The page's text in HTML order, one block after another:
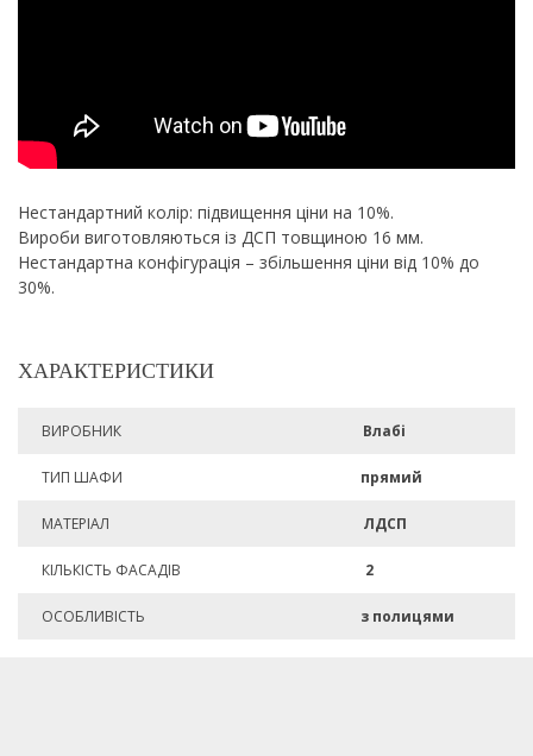
Нестандартний колір: підвищення ціни на 10%.
Вироби виготовляються із ДСП товщиною 16 мм.
Нестандартна конфігурація – збільшення ціни від 10% до
30%.
ХАРАКТЕРИСТИКИ
ВИРОБНИК Влабі
ТИП ШАФИ прямий
МАТЕРІАЛ ЛДСП
КІЛЬКІСТЬ ФАСАДІВ 2
ОСОБЛИВІСТЬ з полицями